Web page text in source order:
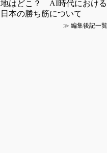
地はどこ？ AI時代における
日本の勝ち筋について
≫ 編集後記一覧